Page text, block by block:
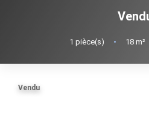
NOS
1 pièce(s) • 18 m²
Vendu